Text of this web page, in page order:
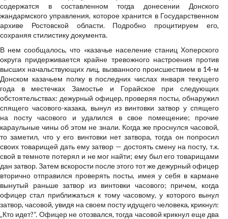
содержатся в состав­ленном тогда донесении Донского
жандармского управления, которое хранится в Государственном
архиве Ростовской области. Подробно процитируем его,
сохраняя стилистику документа.
В нем сообщалось, что «казачье население станиц Хоперского
округа придерживается крайне тревожного настроения против
высших начальствующих лиц, вызванного происшествием в 14-м
Донском казачьем полку в последних числах января текущего
года в местечках Замостье и Горайское при следующих
обстоятельствах: дежурный офицер, проверяя посты, обнаружил
спящего часового-казака, вынул из винтовки затвор у спящего
на посту часового и удалился в свое помещение; прочие
караульные чины об этом не знали. Когда же проснулся часовой,
то заметил, что у его винтовки нет затвора, тогда он попросил
своих товарищей дать ему затвор — достоять смену на посту, т.к.
свой в темноте потерял и не мог найти; ему был его товарищами
дан затвор. Затем вскорости после этого тот же дежурный офицер
вторично отправился проверять посты, имея у себя в кармане
вынутый раньше затвор из винтовки часового; причем, когда
офицер стал приближаться к тому часовому, у которого вынул
затвор, часовой, увидя на своем посту идущего человека, крикнул:
„Кто идет?“. Офицер не отозвался, тогда часовой крикнул еще два